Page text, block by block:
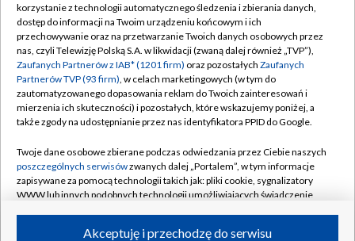
TVP
Abonament TVP
Emisja w TVP
Centrum informacji TVP
Naziemna Telewizja Cyfrowa
Rada Programowa
System NOS
Informacje o nadawcy
Regulamin TVP
Polityka prywatności
Moje zgody
Pomoc
Kontakt
Kanały
korzystanie z technologii automatycznego śledzenia i zbierania danych,
dostęp do informacji na Twoim urządzeniu końcowym i ich
przechowywanie oraz na przetwarzanie Twoich danych osobowych przez
nas, czyli Telewizję Polską S.A. w likwidacji (zwaną dalej również „TVP”),
Zaufanych Partnerów z IAB* (1201 firm) oraz pozostałych Zaufanych
Partnerów TVP (93 firm), w celach marketingowych (w tym do
zautomatyzowanego dopasowania reklam do Twoich zainteresowań i
mierzenia ich skuteczności) i pozostałych, które wskazujemy poniżej, a
także zgody na udostępnianie przez nas identyfikatora PPID do Google.
Twoje dane osobowe zbierane podczas odwiedzania przez Ciebie naszych
poszczególnych serwisówzwanych dalej „Portalem”, w tym informacje
zapisywane za pomocą technologii takich jak: pliki cookie, sygnalizatory
WWW lub innych podobnych technologii umożliwiających świadczenie
ruchu w Internecie.Akceptuję i przechodzę do serwisu